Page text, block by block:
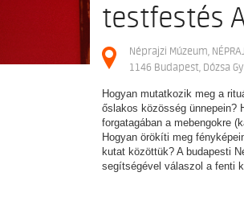
testfestés
Néprajzi Múzeum,
1146 Budapest, Dózsa
Hogyan mutatkozik meg a
őslakos közösség ünnepein?
forgatagában a mebengokre
Hogyan örökíti meg
kutat közöttük? A budapesti
segítségével válaszol a fenti